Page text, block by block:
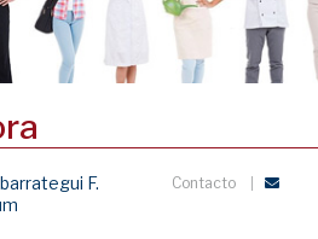
F.
Contacto